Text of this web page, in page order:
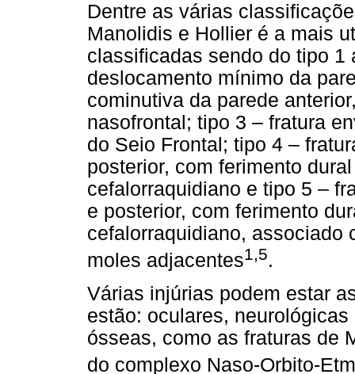
Dentre as várias
Manolidis e Hollier é a mais
classificadas sendo do tipo 1
deslocamento mínimo da
cominutiva da parede
nasofrontal; tipo 3 – fratura
do Seio Frontal; tipo 4 –
posterior, com ferimento
cefalorraquidiano e tipo 5 –
e posterior, com ferimento
cefalorraquidiano, associado
moles adjacentes1,5.
Várias injúrias podem estar
estão: oculares,
ósseas, como as fraturas de
do complexo Naso-Orbito-